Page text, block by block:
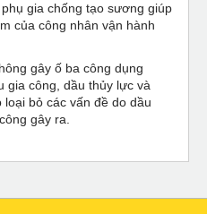
gia chống tạo sương giúp
của công nhân vận hành
gây ố ba công dụng
gia công, dầu thủy lực và
bỏ các vấn đề do dầu
gây ra.